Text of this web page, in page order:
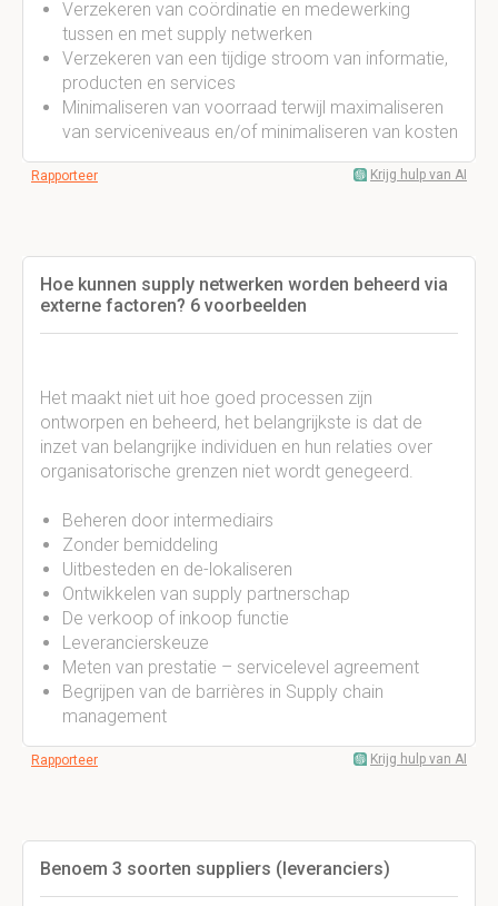
Verzekeren van coördinatie en medewerking
tussen en met supply netwerken
Verzekeren van een tijdige stroom van informatie,
producten en services
Minimaliseren van voorraad terwijl maximaliseren
van serviceniveaus en/of minimaliseren van kosten
Rapporteer Krijg hulp van AI
Hoe kunnen supply netwerken worden beheerd via
externe factoren? 6 voorbeelden
Het maakt niet uit hoe goed processen zijn
ontworpen en beheerd, het belangrijkste is dat de
inzet van belangrijke individuen en hun relaties over
organisatorische grenzen niet wordt genegeerd.
Beheren door intermediairs
Zonder bemiddeling
Uitbesteden en de-lokaliseren
Ontwikkelen van supply partnerschap
De verkoop of inkoop functie
Leverancierskeuze
Meten van prestatie – servicelevel agreement
Begrijpen van de barrières in Supply chain
management
Rapporteer Krijg hulp van AI
Benoem 3 soorten suppliers (leveranciers)